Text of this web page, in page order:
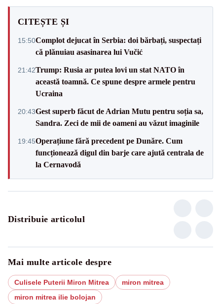
CITEȘTE ȘI
15:50Complot dejucat în Serbia: doi bărbați, suspectați
că plănuiau asasinarea lui Vučić
21:42Trump: Rusia ar putea lovi un stat NATO în
această toamnă. Ce spune despre armele pentru
Ucraina
20:43Gest superb făcut de Adrian Mutu pentru soția sa,
Sandra. Zeci de mii de oameni au văzut imaginile
19:45Operațiune fără precedent pe Dunăre. Cum
funcționează digul din barje care ajută centrala de
la Cernavodă
Distribuie articolul
Mai multe articole despre
Culisele Puterii Miron Mitrea
miron mitrea
miron mitrea ilie bolojan